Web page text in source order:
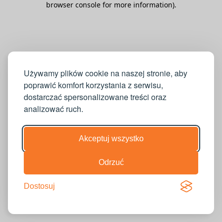
Używamy plików cookie na naszej stronie, aby
poprawić komfort korzystania z serwisu,
dostarczać spersonalizowane treści oraz
analizować ruch.
Akceptuj wszystko
Odrzuć
Dostosuj
browser console for more information).